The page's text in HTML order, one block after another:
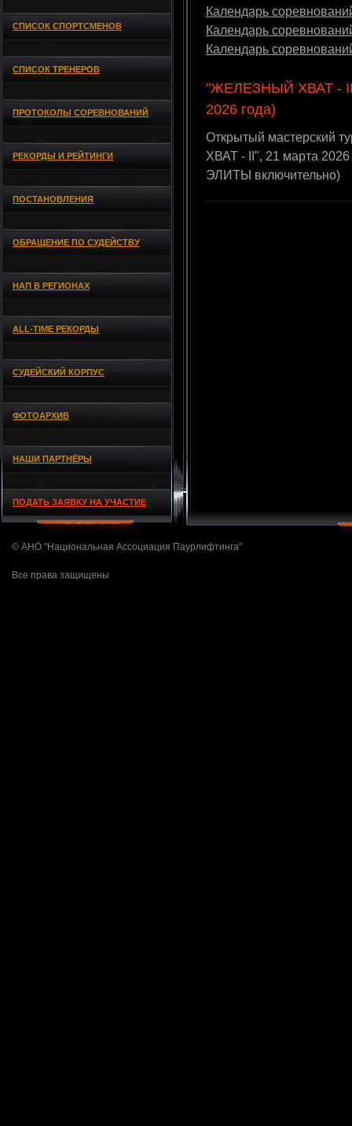
СПИСОК СПОРТСМЕНОВ
СПИСОК ТРЕНЕРОВ
ПРОТОКОЛЫ СОРЕВНОВАНИЙ
РЕКОРДЫ И РЕЙТИНГИ
ПОСТАНОВЛЕНИЯ
ОБРАЩЕНИЕ ПО СУДЕЙСТВУ
НАП В РЕГИОНАХ
ALL-TIME РЕКОРДЫ
СУДЕЙСКИЙ КОРПУС
ФОТОАРХИВ
НАШИ ПАРТНЁРЫ
ПОДАТЬ ЗАЯВКУ НА УЧАСТИЕ
Календарь
Календарь
Календарь
"ЖЕЛЕЗНЫЙ ХВАТ - II"
2026 года)
Открытый мастерский
ХВАТ - II", 21 марта 2026
ЭЛИТЫ включительно)
© АНО "Национальная Ассоциация Паурлифтинга"
Все права защищены